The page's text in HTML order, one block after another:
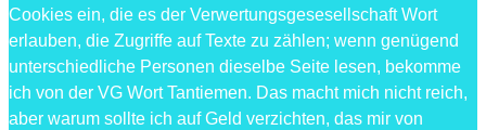
Cookies ein, die es der Verwertungsgesesellschaft Wort
erlauben, die Zugriffe auf Texte zu zählen; wenn genügend
unterschiedliche Personen dieselbe Seite lesen, bekomme
ich von der VG Wort Tantiemen. Das macht mich nicht reich,
aber warum sollte ich auf Geld verzichten, das mir von